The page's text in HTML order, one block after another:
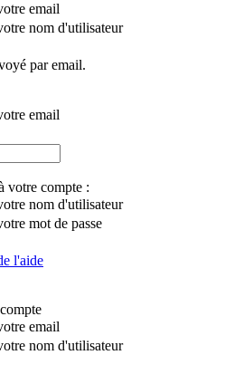
email
nom d'utilisateur
par email.
email
votre compte :
nom d'utilisateur
mot de passe
l'aide
email
nom d'utilisateur